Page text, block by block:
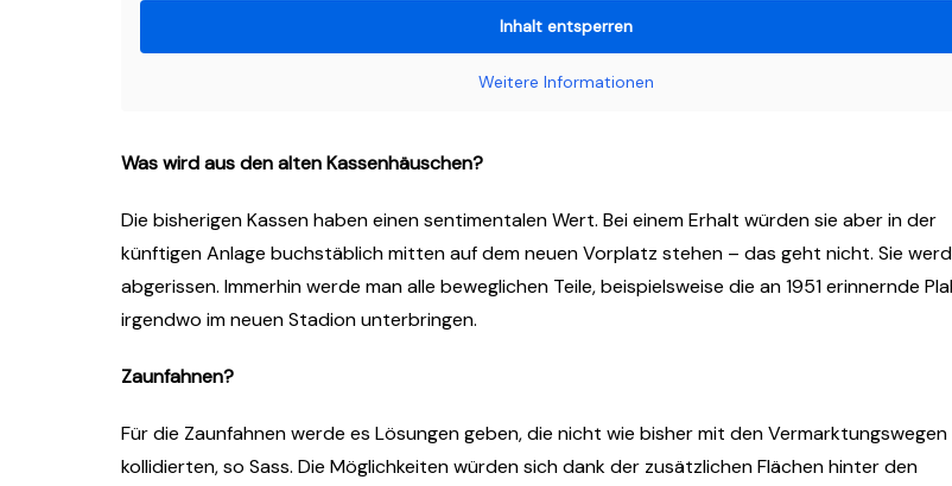
Inhalt entsperren
Weitere Informationen
Was wird aus den alten Kassenhäuschen?
Die bisherigen Kassen haben einen sentimentalen Wert. Bei einem Erhalt würden sie aber in der
künftigen Anlage buchstäblich mitten auf dem neuen Vorplatz stehen – das geht nicht. Sie
abgerissen. Immerhin werde man alle beweglichen Teile, beispielsweise die an 1951 erinnernde
irgendwo im neuen Stadion unterbringen.
Zaunfahnen?
Für die Zaunfahnen werde es Lösungen geben, die nicht wie bisher mit den Vermarktungswegen
kollidierten, so Sass. Die Möglichkeiten würden sich dank der zusätzlichen Flächen hinter den